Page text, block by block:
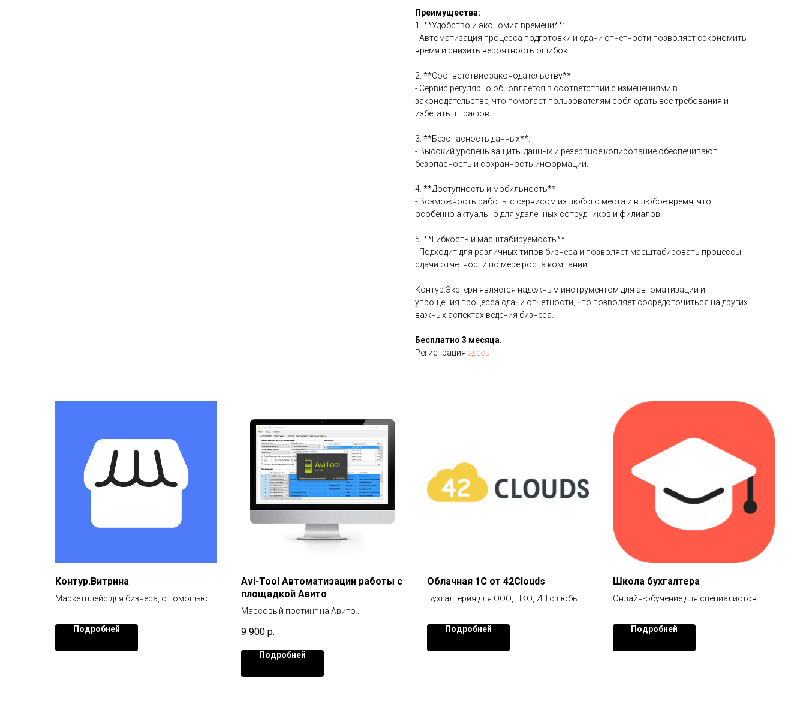
Преимущества:
1. **Удобство и экономия времени**:
- Автоматизация процесса подготовки и сдачи отчетности позволяет сэкономить
время и снизить вероятность ошибок.
2. **Соответствие законодательству**:
- Сервис регулярно обновляется в соответствии с изменениями в
законодательстве, что помогает пользователям соблюдать все требования и
избегать штрафов.
3. **Безопасность данных**:
- Высокий уровень защиты данных и резервное копирование обеспечивают
безопасность и сохранность информации.
4. **Доступность и мобильность**:
- Возможность работы с сервисом из любого места и в любое время, что
особенно актуально для удаленных сотрудников и филиалов.
5. **Гибкость и масштабируемость**:
- Подходит для различных типов бизнеса и позволяет масштабировать процессы
сдачи отчетности по мере роста компании.
Контур.Экстерн является надежным инструментом для автоматизации и
упрощения процесса сдачи отчетности, что позволяет сосредоточиться на других
важных аспектах ведения бизнеса.
Бесплатно 3 месяца.
Регистрация здесь
Контур.Витрина
Маркетплейс для бизнеса, с помощью
товары по всей России.
Подробней
Avi-Tool Автоматизации работы с
площадкой Авито
Массовый постинг на Авито
Качественная поддержка
Без абонентской платы
Есть демоверсия за 350 р.
9 900 р.
Подробней
Облачная 1С от 42Clouds
Бухгалтерия для ООО, НКО, ИП с любым
Человеческая поддержка 24/7
Для ООО, НКО, ИП с любым режимом
налогообложения
Подробней
Школа бухгалтера
Онлайн-обучение для специалистов
организаций с выдачей документов
о дополнительном профессиональном
образовании.
Подробней